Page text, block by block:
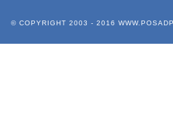
© COPYRIGHT 2003 - 2016